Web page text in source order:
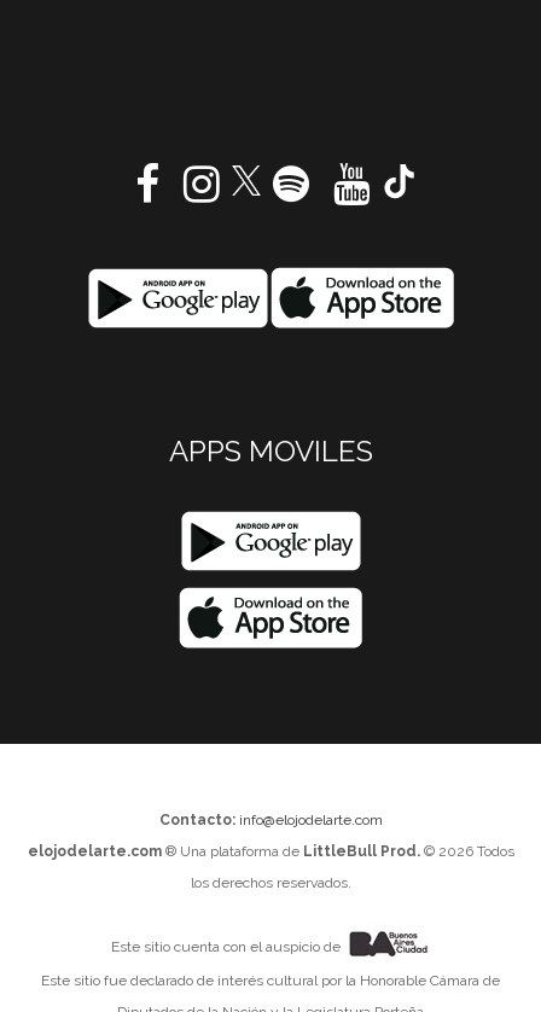
APPS MOVILES
Contacto: info@elojodelarte.com
elojodelarte.com® Una plataforma de LittleBull Prod.© 2026 Todos
los derechos reservados.
Este sitio cuenta con el auspicio de
Este sitio fue declarado de interés cultural por la Honorable Cámara de